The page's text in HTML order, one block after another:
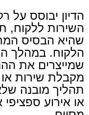
הדיון יבוסס על
השירות ללקוח,
שהיא הבסיס
הלקוח. במהלך
שמייצרים את
מקבלת שירות או
תהליך מובנה
או אירוע ספציפי